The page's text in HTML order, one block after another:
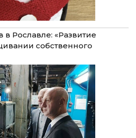
в Рославле: «Развитие
собственного